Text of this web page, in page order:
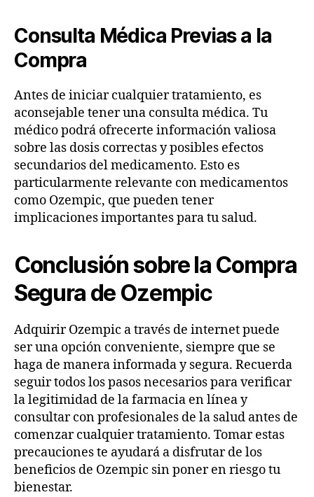
Consulta Médica Previas a la
Compra
Antes de iniciar cualquier tratamiento, es
aconsejable tener una consulta médica. Tu
médico podrá ofrecerte información valiosa
sobre las dosis correctas y posibles efectos
secundarios del medicamento. Esto es
particularmente relevante con medicamentos
como Ozempic, que pueden tener
implicaciones importantes para tu salud.
Conclusión sobre la Compra
Segura de Ozempic
Adquirir Ozempic a través de internet puede
ser una opción conveniente, siempre que se
haga de manera informada y segura. Recuerda
seguir todos los pasos necesarios para verificar
la legitimidad de la farmacia en línea y
consultar con profesionales de la salud antes de
comenzar cualquier tratamiento. Tomar estas
precauciones te ayudará a disfrutar de los
beneficios de Ozempic sin poner en riesgo tu
bienestar.